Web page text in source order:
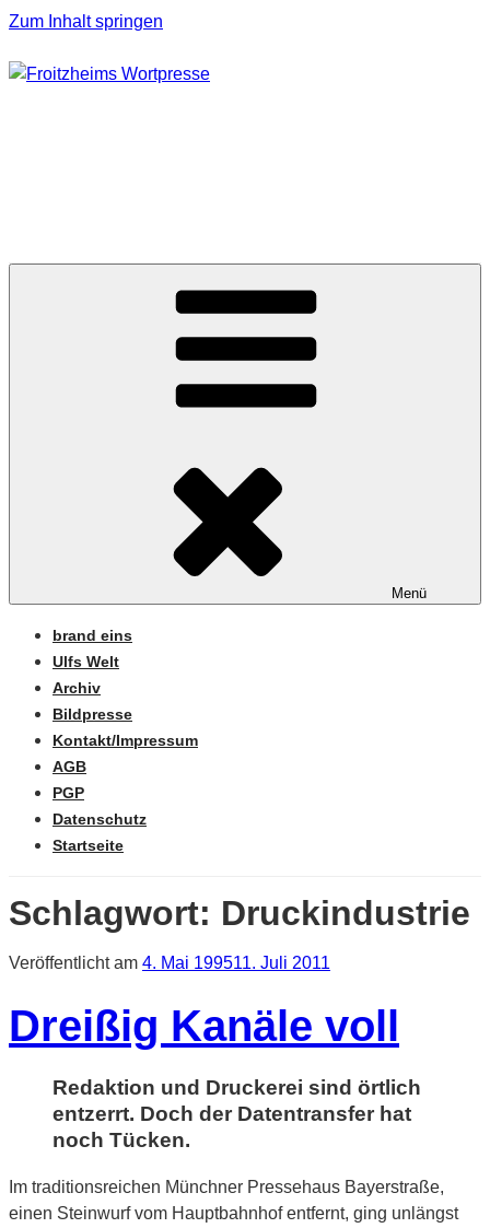
Zum Inhalt springen
Menü
brand eins
Ulfs Welt
Archiv
Bildpresse
Kontakt/Impressum
AGB
PGP
Datenschutz
Startseite
Schlagwort: Druckindustrie
Veröffentlicht am 4. Mai 199511. Juli 2011
Dreißig Kanäle voll
Redaktion und Druckerei sind örtlich
entzerrt. Doch der Datentransfer hat
noch Tücken.
Im traditionsreichen Münchner Pressehaus Bayerstraße,
einen Steinwurf vom Hauptbahnhof entfernt, ging unlängst